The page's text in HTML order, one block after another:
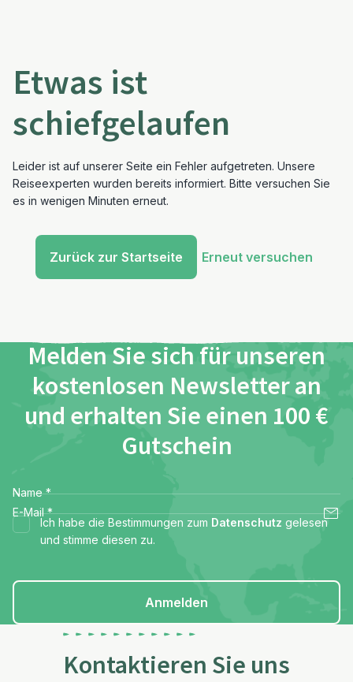
Etwas ist
schiefgelaufen
Leider ist auf unserer Seite ein Fehler aufgetreten. Unsere
Reiseexperten wurden bereits informiert. Bitte versuchen Sie
es in wenigen Minuten erneut.
Zurück zur Startseite Erneut versuchen
Melden Sie sich für unseren
kostenlosen Newsletter an
und erhalten Sie einen 100 €
Gutschein
Name *
E-Mail *
Ich habe die Bestimmungen zum Datenschutz gelesen
und stimme diesen zu.
Anmelden
Kontaktieren Sie uns